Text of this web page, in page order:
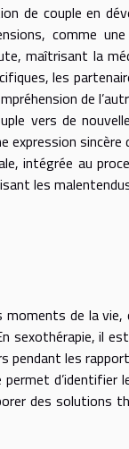
de couple en
comme
maîtrisant la
les
de
vers de
expression
intégrée au
les
de la
sexothérapie, il
pendant les
d’identifier
des solutions